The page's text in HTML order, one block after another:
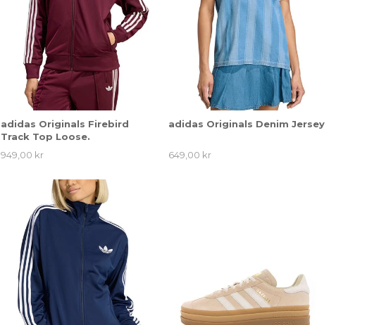
adidas Originals Firebird
Track Top Loose.
949,00 kr
adidas Originals Denim Jersey
649,00 kr